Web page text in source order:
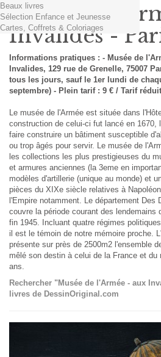
Beaux livres
Sélection Enfance et Jeunesse
Cartes, Coffrets & Coloriages
Musée de
Invalides -
Informations pratiques : - Musée de
Invalides, 129 rue de Grenelle, 75007
tous les jours, sauf le 1er lundi de
septembre) - Plein tarif : 9 € / Tarif
Le musée de l'Armée est située dans
construction de celui-ci fut lancé en 1670,
faire construire un bâtiment susceptible
ou trop âgés pour servir. Le musée de
les collections les plus prestigieuses du
et armures anciennes (la 3eme en
modèles d'artillerie (unique au monde) et
pièces du XIXe siècle relatives à
l'Empire notamment. Le département Des
couvre la période courant des lendemains
fin 1945. Incluant quatre régimes
il est le témoin de notre mémoire proche.
présente sur près de 2500m2 l'ensemble
mêlé son destin à celui de la France et du
ans.
Rechercher "Musée de l'Armée - aux
livres de DessinOriginal.com